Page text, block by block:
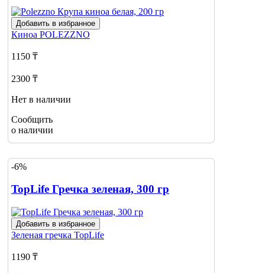
Добавить в избранное
Киноа POLEZZNO
1150 ₸
2300 ₸
Нет в наличии
Сообщить
о наличии
-6%
TopLife Гречка зеленая, 300 гр
Добавить в избранное
Зеленая гречка TopLife
1190 ₸